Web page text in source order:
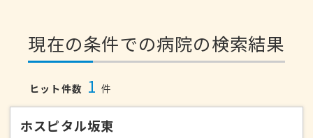
現在の条件での病院の検索結果
ヒット件数 1 件
ホスピタル坂東